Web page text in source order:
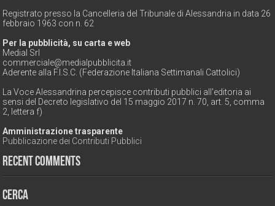
Registrato presso la Cancelleria del Tribunale di Alessandria in data 26
febbraio 1963 con n. 62
Per la pubblicità, su carta e web
Medial Srl
commerciale@medialpubblicita.it
Aderente alla F.I.S.C. (Federazione Italiana Settimanali Cattolici)
La Voce Alessandrina percepisce contributi pubblici all'editoria ai
sensi del Decreto legislativo del 15 maggio 2017 n. 70, art. 5, comma
2, lettera f)
Amministrazione trasparente
Pubblicazione dei Contributi Pubblici
Recent Comments
Cerca